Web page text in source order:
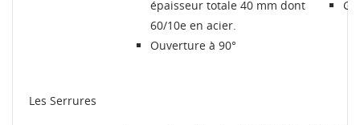
épaisseur totale 40 mm dont
60/10e en acier.
Ouverture à 90°
Les Serrures